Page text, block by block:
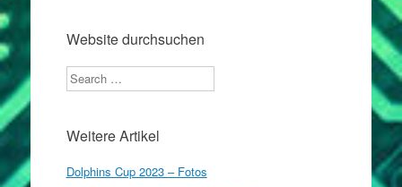
Website durchsuchen
Search
Weitere Artikel
Dolphins Cup 2023 – Fotos